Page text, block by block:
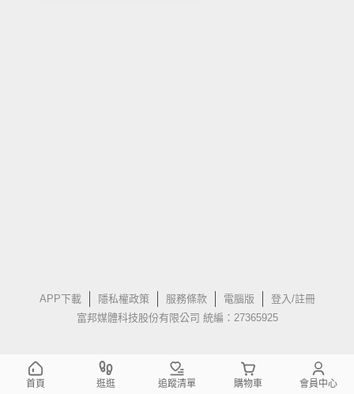
APP下載 隱私權政策 服務條款 電腦版
登入/註冊
富邦媒體科技股份有限公司 統編：27365925
首頁 逛逛 追蹤清單 購物車 會員中心